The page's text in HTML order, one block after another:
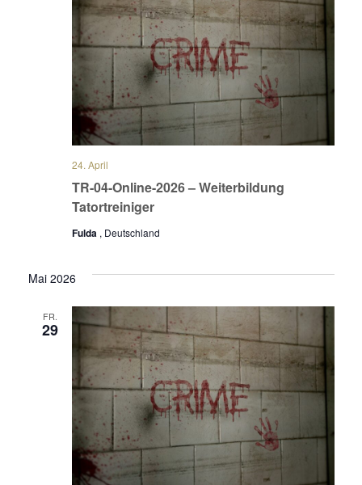
TR-04-Online-2026 – Weiterbildung
Tatortreiniger
24. April
Fulda , Deutschland
Mai 2026
FR.
29